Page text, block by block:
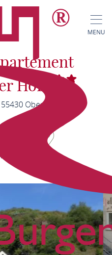
MENU
Hof
F
Oberwesel
KAART